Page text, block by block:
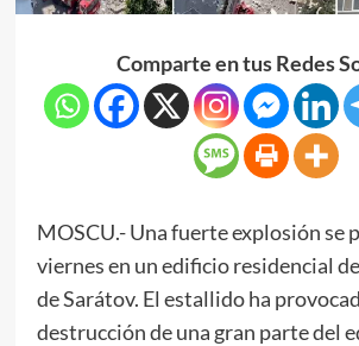
Comparte en tus Redes
MOSCU.- Una fuerte explosión se
viernes en un edificio residencial
de Sarátov. El estallido ha
destrucción de una gran parte del